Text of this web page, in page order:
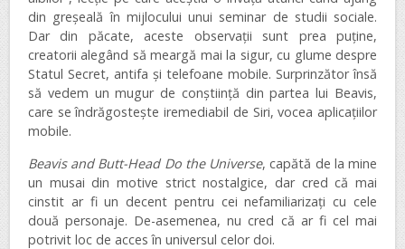
din greșeală în mijlocului unui seminar de studii sociale.
Dar din păcate, aceste observații sunt prea puține,
creatorii alegând să meargă mai la sigur, cu glume despre
Statul Secret, antifa și telefoane mobile. Surprinzător însă
să vedem un mugur de conștiință din partea lui Beavis,
care se îndrăgostește iremediabil de Siri, vocea aplicațiilor
mobile.
Beavis and Butt-Head Do the Universe, capătă de la mine
un musai din motive strict nostalgice, dar cred că mai
cinstit ar fi un decent pentru cei nefamiliarizați cu cele
două personaje. De-asemenea, nu cred că ar fi cel mai
potrivit loc de acces în universul celor doi.